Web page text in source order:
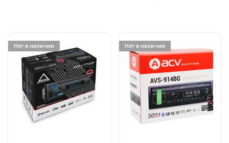
Нет в наличии Нет в наличии